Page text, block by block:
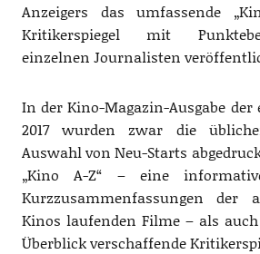
Anzeigers das umfassende
Kritikerspiegel mit
einzelnen Journalisten
In der Kino-Magazin-Ausgabe
2017 wurden zwar die
Auswahl von Neu-Starts
„Kino A-Z“ – eine
Kurzzusammenfassungen
Kinos laufenden Filme – als
Überblick verschaffende